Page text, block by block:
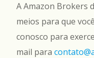
A Amazon Brokers
meios para que
conosco para
mail para